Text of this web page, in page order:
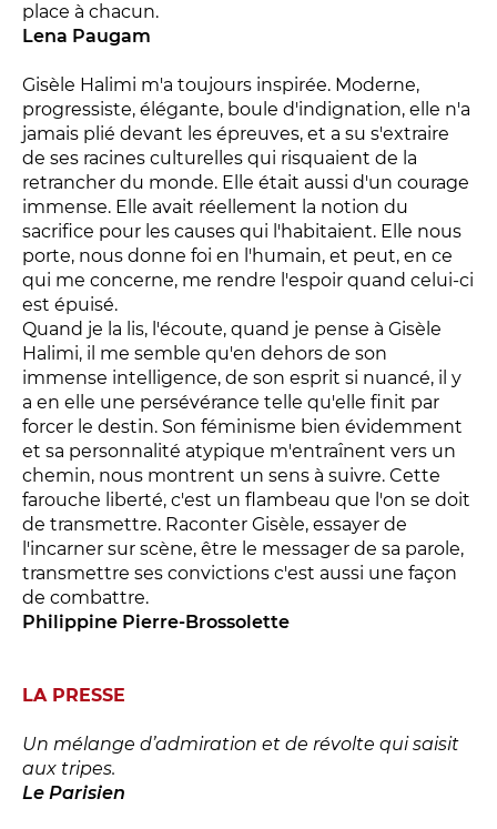
Visites
INFOS PRATIQUES
NOS SALLES
LES FRANCISCAINS LA CUISINE
BILLETTERIE
Accueil & horaires
Brochure interactive
place à chacun.
Lena Paugam
Gisèle Halimi m'a toujours inspirée. Moderne,
progressiste, élégante, boule d'indignation, elle n'a
jamais plié devant les épreuves, et a su s'extraire
de ses racines culturelles qui risquaient de la
retrancher du monde. Elle était aussi d'un courage
immense. Elle avait réellement la notion du
sacrifice pour les causes qui l'habitaient. Elle nous
porte, nous donne foi en l'humain, et peut, en ce
qui me concerne, me rendre l'espoir quand celui-ci
est épuisé.
Quand je la lis, l'écoute, quand je pense à Gisèle
Halimi, il me semble qu'en dehors de son
immense intelligence, de son esprit si nuancé, il y
a en elle une persévérance telle qu'elle finit par
forcer le destin. Son féminisme bien évidemment
et sa personnalité atypique m'entraînent vers un
chemin, nous montrent un sens à suivre. Cette
farouche liberté, c'est un flambeau que l'on se doit
de transmettre. Raconter Gisèle, essayer de
l'incarner sur scène, être le messager de sa parole,
transmettre ses convictions c'est aussi une façon
de combattre.
Philippine Pierre-Brossolette
LA PRESSE
Un mélange d’admiration et de révolte qui saisit
aux tripes.
Le Parisien